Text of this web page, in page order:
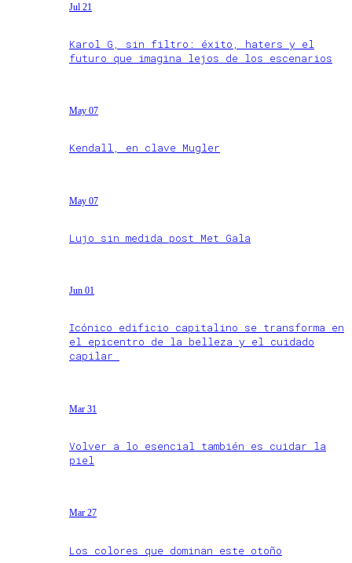
Jul 21
Karol G, sin filtro: éxito, haters y el
futuro que imagina lejos de los escenarios
May 07
Kendall, en clave Mugler
May 07
Lujo sin medida post Met Gala
Jun 01
Icónico edificio capitalino se transforma en
el epicentro de la belleza y el cuidado
capilar
Mar 31
Volver a lo esencial también es cuidar la
piel
Mar 27
Los colores que dominan este otoño